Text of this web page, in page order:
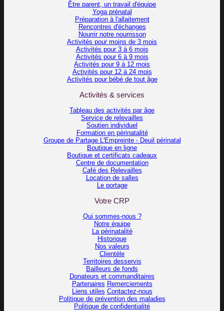
Être parent, un travail d'équipe
Yoga prénatal
Préparation à l'allaitement
Rencontres d'échanges
Nourrir notre nourrisson
Activités pour moins de 3 mois
Activités pour 3 à 6 mois
Activités pour 6 à 9 mois
Activités pour 9 à 12 mois
Activités pour 12 à 24 mois
Activités pour bébé de tout âge
Activités & services
Tableau des activités par âge
Service de relevailles
Soutien individuel
Formation en périnatalité
Groupe de Partage L'Empreinte - Deuil périnatal
Boutique en ligne
Boutique et certificats cadeaux
Centre de documentation
Café des Relevailles
Location de salles
Le portage
Votre CRP
Qui sommes-nous ?
Notre équipe
La périnatalité
Historique
Nos valeurs
Clientèle
Territoires desservis
Bailleurs de fonds
Donateurs et commanditaires
Partenaires Remerciements
Liens utiles Contactez-nous
Politique de prévention des maladies
Politique de confidentialité